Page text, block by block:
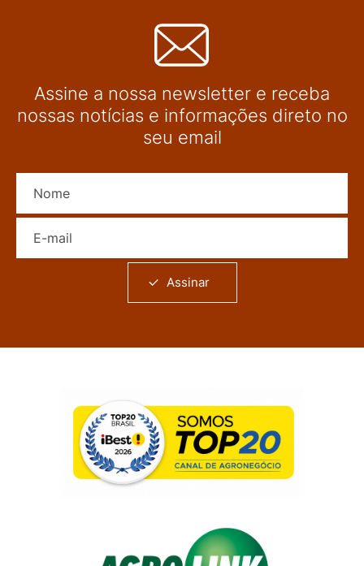
Assine a nossa newsletter e receba
nossas notícias e informações direto no
seu email
Assinar